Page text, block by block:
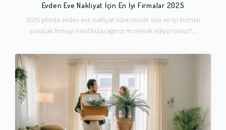
Evden Eve Nakliyat İçin En İyi Firmalar 2025
2025 yılında evden eve nakliyat sürecinizde size en iyi hizmeti
sunacak firmayı nasıl bulacağınızı mı merak ediyorsunuz?...